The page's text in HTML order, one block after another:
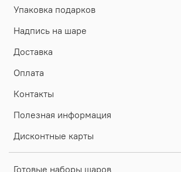
Упаковка подарков
Надпись на шаре
Доставка
Оплата
Контакты
Полезная информация
Дисконтные карты
Готовые наборы шаров